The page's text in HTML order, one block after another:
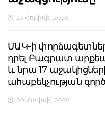
23 Հուլիսի, 2026
ՄԱԿ-ի
դրել Բագրատ
և նրա 17
ահաբեկչության
20 Հուլիսի, 2026